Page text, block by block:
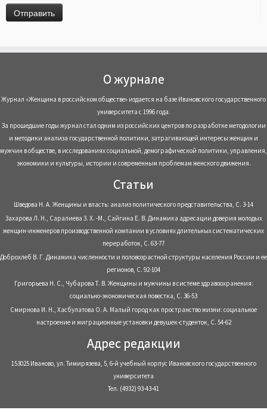
О журнале
Журнал «Женщина в российском обществе» издается на базе Ивановского государственного
университета с 1996 года.
За прошедшие годы журнал стал одним из российских центров по разработке методологии
и методики анализа государственной политики, затрагивающей интересы женщин и
мужчин в обществе, в исследованиях социальной, демографической политики, управления,
экономики и культуры, истории и современным проблемам женского движения.
Статьи
Шведова Н. А. Женщины и власть: анализ политического представительства, С. 3-14
Захарова Л. Н., Саралиева З. Х. -М., Сайгина Е. В. Динамика адресации доверия молодых
женщин-инженеров производственной компании в условиях длительных систематических
переработок, С. 63-77
Доброхлеб В. Г. Динамика численности и половозрастной структуры населения России и ее
регионов, С. 92-104
Григорьева Н. С., Чубарова Т. В. Женщины и мужчины в системе здравоохранения:
социально-экономическая повестка, С. 36-53
Смирнова И. Н., Хасбулатова О. А. Малый город как пространство жизни: социальное
настроение и миграционные установки девушек-студенток, С. 54-62
Адрес редакции
153025 Иваново, ул. Тимирязева, 5, 6-й учебный корпус Ивановского государственного
университета
Тел. (4932) 93-43-41